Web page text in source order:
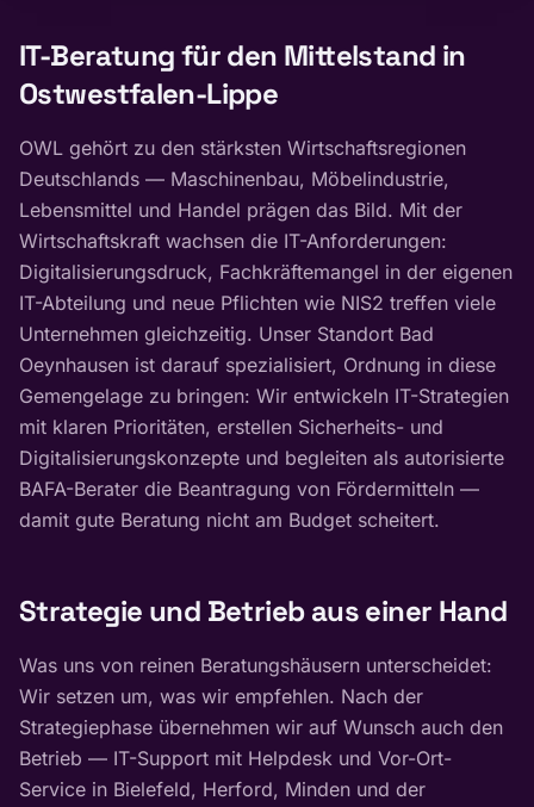
IT-Beratung für den Mittelstand in
Ostwestfalen-Lippe
OWL gehört zu den stärksten Wirtschaftsregionen
Deutschlands — Maschinenbau, Möbelindustrie,
Lebensmittel und Handel prägen das Bild. Mit der
Wirtschaftskraft wachsen die IT-Anforderungen:
Digitalisierungsdruck, Fachkräftemangel in der eigenen
IT-Abteilung und neue Pflichten wie NIS2 treffen viele
Unternehmen gleichzeitig. Unser Standort Bad
Oeynhausen ist darauf spezialisiert, Ordnung in diese
Gemengelage zu bringen: Wir entwickeln IT-Strategien
mit klaren Prioritäten, erstellen Sicherheits- und
Digitalisierungskonzepte und begleiten als autorisierte
BAFA-Berater die Beantragung von Fördermitteln —
damit gute Beratung nicht am Budget scheitert.
Strategie und Betrieb aus einer Hand
Was uns von reinen Beratungshäusern unterscheidet:
Wir setzen um, was wir empfehlen. Nach der
Strategiephase übernehmen wir auf Wunsch auch den
Betrieb — IT-Support mit Helpdesk und Vor-Ort-
Service in Bielefeld, Herford, Minden und der